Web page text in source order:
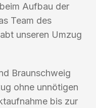
Aufbau der
Team des
unseren Umzug
Braunschweig
ohne unnötigen
bis zur